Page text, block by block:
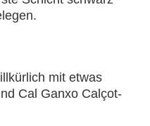
mit etwas
Cal Ganxo Calçot-